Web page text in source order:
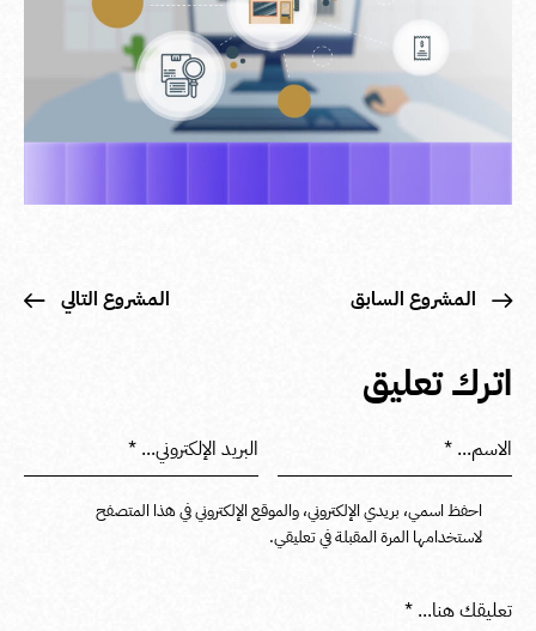
المشروع السابق المشروع التالي
اترك تعليق
احفظ اسمي، بريدي الإلكتروني، والموقع الإلكتروني في هذا المتصفح
لاستخدامها المرة المقبلة في تعليقي.